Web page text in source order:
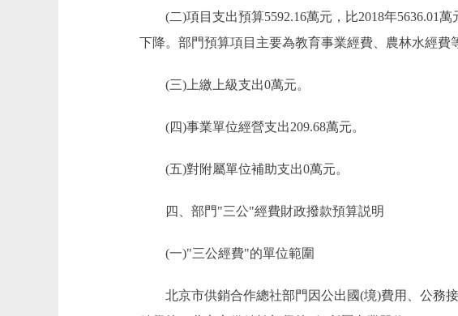
(二)項目支出預算5592.16萬元，比2018年5636.01萬
下降。部門預算項目主要為教育事業經費、農林水經費
(三)上繳上級支出0萬元。
(四)事業單位經營支出209.68萬元。
(五)對附屬單位補助支出0萬元。
四、部門"三公"經費財政撥款預算説明
(一)"三公經費"的單位範圍
北京市供銷合作總社部門因公出國(境)費用、公務接